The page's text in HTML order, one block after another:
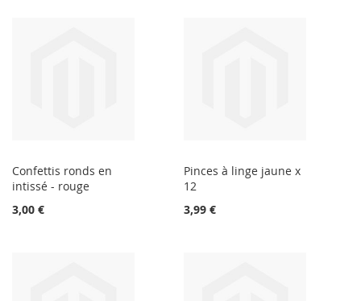
Confettis ronds en
intissé - rouge
3,00 €
Pinces à linge jaune x
12
3,99 €